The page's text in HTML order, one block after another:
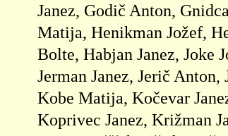
Janez, Godič Anton,
Matija, Henikman Jožef,
Bolte, Habjan Janez, Joke
Jerman Janez, Jerič
Kobe Matija, Kočevar
Koprivec Janez, Križman